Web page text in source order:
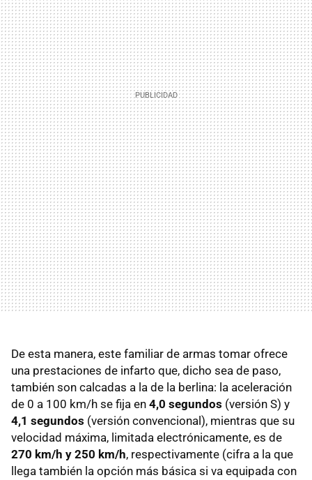
De esta manera, este familiar de armas tomar ofrece
una prestaciones de infarto que, dicho sea de paso,
también son calcadas a la de la berlina: la aceleración
de 0 a 100 km/h se fija en 4,0 segundos (versión S) y
4,1 segundos (versión convencional), mientras que su
velocidad máxima, limitada electrónicamente, es de
270 km/h y 250 km/h, respectivamente (cifra a la que
llega también la opción más básica si va equipada con